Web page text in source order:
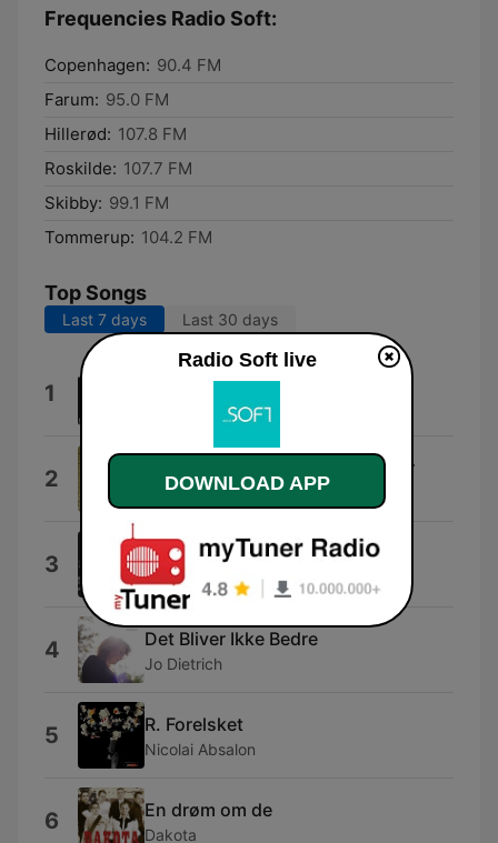
Frequencies Radio Soft:
Copenhagen: 90.4 FM
Farum: 95.0 FM
Hillerød: 107.8 FM
Roskilde: 107.7 FM
Skibby: 99.1 FM
Tommerup: 104.2 FM
Top Songs
Last 7 days Last 30 days
1 Whatever You Want
2 Digtet Til Den Smarte Bartender
Kanonkongen
3 Vintage Funk
AlexGuz
4 Det Bliver Ikke Bedre
Jo Dietrich
5 R. Forelsket
Nicolai Absalon
6 En drøm om de
Dakota
Radio Soft live
DOWNLOAD APP